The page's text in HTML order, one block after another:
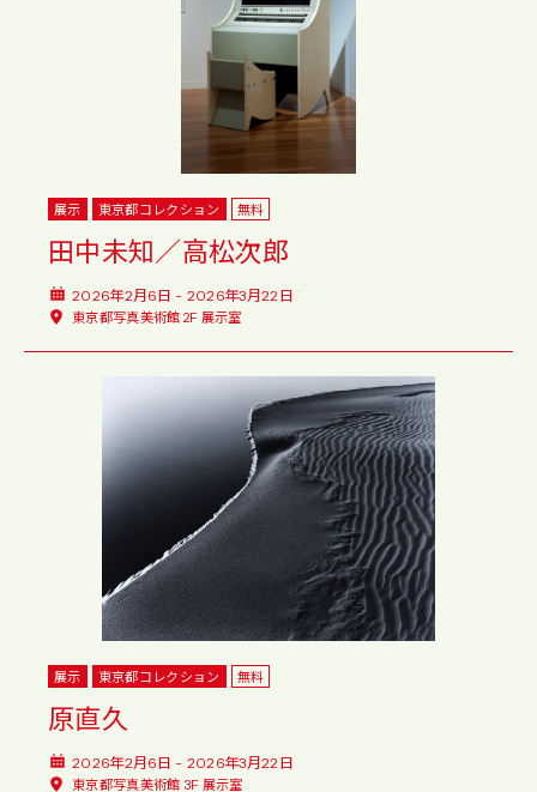
展示 東京都コレクション 無料
田中未知／高松次郎
2026年2月6日 - 2026年3月22日
東京都写真美術館 2F 展示室
展示 東京都コレクション 無料
原直久
2026年2月6日 - 2026年3月22日
東京都写真美術館 3F 展示室